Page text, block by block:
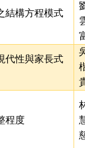
結構方程模式
代性與家長式
程度